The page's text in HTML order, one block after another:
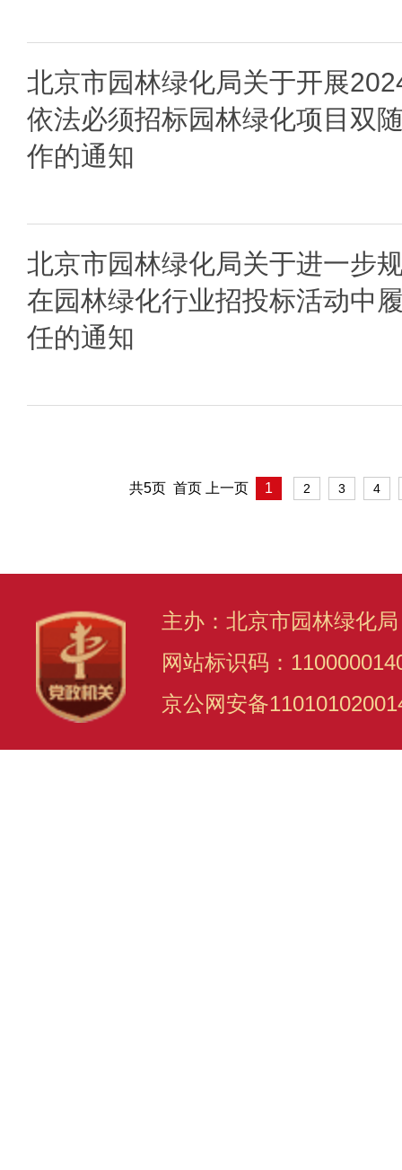
北京市园林绿化局关于开展
依法必须招标园林绿化项目双
作的通知
北京市园林绿化局关于进一步
在园林绿化行业招投标活动中
任的通知
共5页 首页 上一页 1 2 3 4
主办：北京市园林绿化
网站标识码：
京公网安备